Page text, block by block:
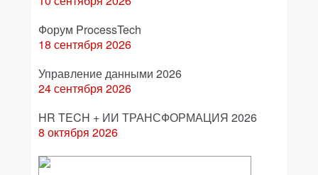
Форум ProcessTech
18 сентября 2026
Управление данными 2026
24 сентября 2026
HR TECH + ИИ ТРАНСФОРМАЦИЯ 2026
8 октября 2026